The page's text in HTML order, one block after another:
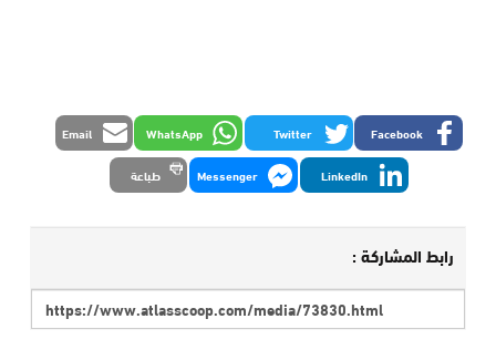
Facebook
Twitter
WhatsApp
Email
LinkedIn
Messenger طباعة
رابط المشاركة :